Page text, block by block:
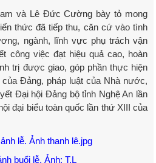
và Lê Đức Cường bày tỏ mong
thức đã tiếp thu, căn cứ vào tình
ngành, lĩnh vực phụ trách vận
công việc đạt hiệu quả cao, hoàn
trị được giao, góp phần thực hiện
Đảng, pháp luật của Nhà nước,
Đại hội Đảng bộ tỉnh Nghệ An lần
đại biểu toàn quốc lần thứ XIII của
buổi lễ. Ảnh: T.L